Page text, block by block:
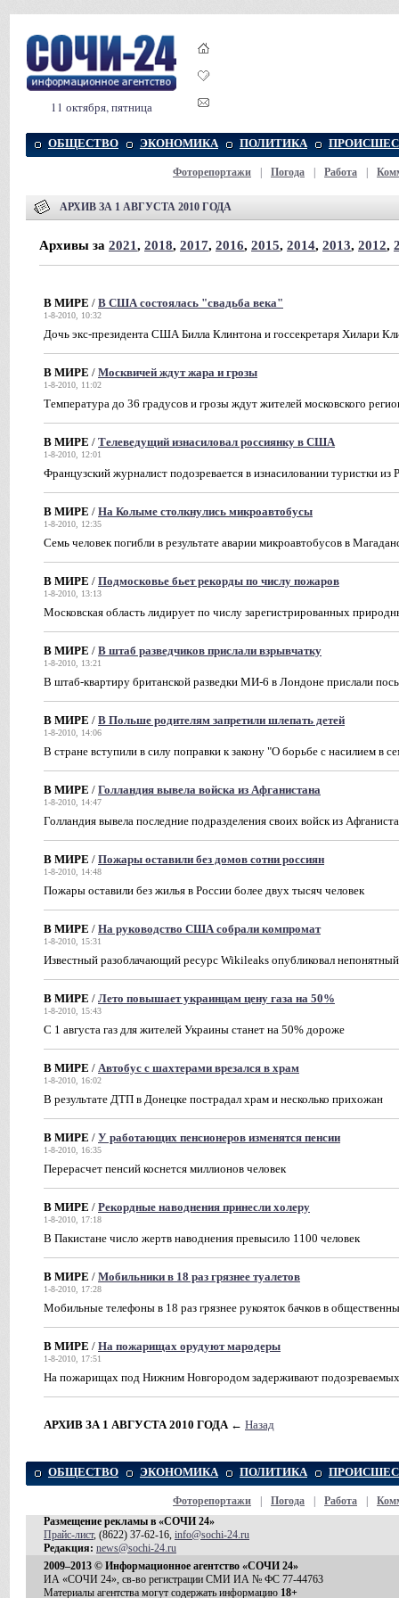
11 октября, пятница
ОБЩЕСТВО ЭКОНОМИКА ПОЛИТИКА
Фоторепортажи Погода Работа
АРХИВ ЗА 1 АВГУСТА 2010 ГОДА
Архивы за 2021, 2018, 2017, 2016, 2015, 2014, 2013, 2012,
В МИРЕ / В США состоялась "свадьба века"
1-8-2010, 10:32
Дочь экс-президента США Билла Клинтона и госсекретаря Хилари
В МИРЕ / Москвичей ждут жара и грозы
1-8-2010, 11:02
Температура до 36 градусов и грозы ждут жителей московского
В МИРЕ / Телеведущий изнасиловал россиянку в США
1-8-2010, 12:01
Французский журналист подозревается в изнасиловании туристки из
В МИРЕ / На Колыме столкнулись микроавтобусы
1-8-2010, 12:35
Семь человек погибли в результате аварии микроавтобусов в
В МИРЕ / Подмосковье бьет рекорды по числу пожаров
1-8-2010, 13:13
Московская область лидирует по числу зарегистрированных
В МИРЕ / В штаб разведчиков прислали взрывчатку
1-8-2010, 13:21
В штаб-квартиру британской разведки МИ-6 в Лондоне прислали
В МИРЕ / В Польше родителям запретили шлепать детей
1-8-2010, 14:06
В стране вступили в силу поправки к закону "О борьбе с насилием в
В МИРЕ / Голландия вывела войска из Афганистана
1-8-2010, 14:47
Голландия вывела последние подразделения своих войск из
В МИРЕ / Пожары оставили без домов сотни россиян
1-8-2010, 14:48
Пожары оставили без жилья в России более двух тысяч человек
В МИРЕ / На руководство США собрали компромат
1-8-2010, 15:31
Известный разоблачающий ресурс Wikileaks опубликовал
В МИРЕ / Лето повышает украинцам цену газа на 50%
1-8-2010, 15:43
С 1 августа газ для жителей Украины станет на 50% дороже
В МИРЕ / Автобус с шахтерами врезался в храм
1-8-2010, 16:02
В результате ДТП в Донецке пострадал храм и несколько прихожан
В МИРЕ / У работающих пенсионеров изменятся пенсии
1-8-2010, 16:35
Перерасчет пенсий коснется миллионов человек
В МИРЕ / Рекордные наводнения принесли холеру
1-8-2010, 17:18
В Пакистане число жертв наводнения превысило 1100 человек
В МИРЕ / Мобильники в 18 раз грязнее туалетов
1-8-2010, 17:28
Мобильные телефоны в 18 раз грязнее рукояток бачков в
В МИРЕ / На пожарищах орудуют мародеры
1-8-2010, 17:51
На пожарищах под Нижним Новгородом задерживают подозреваемых
АРХИВ ЗА 1 АВГУСТА 2010 ГОДА ← Назад
ОБЩЕСТВО ЭКОНОМИКА ПОЛИТИКА
Фоторепортажи Погода Работа
Размещение рекламы в «СОЧИ 24»
Прайс-лист, (8622) 37-62-16, info@sochi-24.ru
Редакция: news@sochi-24.ru
2009–2013 © Информационное агентство «СОЧИ 24»
ИА «СОЧИ 24», св-во регистрации СМИ ИА № ФС 77-44763
Материалы агентства могут содержать информацию 18+